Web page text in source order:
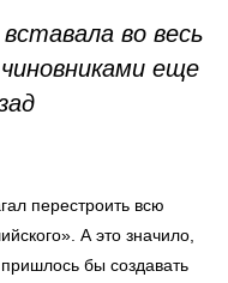
во весь
еще
перестроить всю
А это значило,
бы создавать